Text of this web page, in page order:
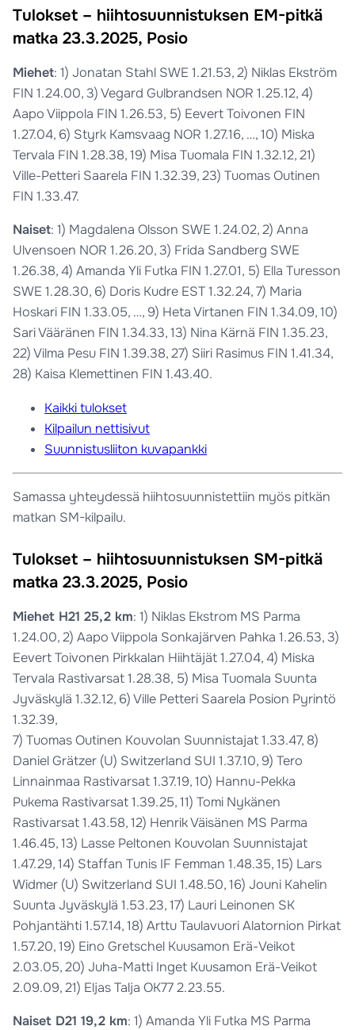
Tulokset – hiihtosuunnistuksen EM-pitkä
matka 23.3.2025, Posio
Miehet: 1) Jonatan Stahl SWE 1.21.53, 2) Niklas Ekström
FIN 1.24.00, 3) Vegard Gulbrandsen NOR 1.25.12, 4)
Aapo Viippola FIN 1.26.53, 5) Eevert Toivonen FIN
1.27.04, 6) Styrk Kamsvaag NOR 1.27.16, …, 10) Miska
Tervala FIN 1.28.38, 19) Misa Tuomala FIN 1.32.12, 21)
Ville-Petteri Saarela FIN 1.32.39, 23) Tuomas Outinen
FIN 1.33.47.
Naiset: 1) Magdalena Olsson SWE 1.24.02, 2) Anna
Ulvensoen NOR 1.26.20, 3) Frida Sandberg SWE
1.26.38, 4) Amanda Yli Futka FIN 1.27.01, 5) Ella Turesson
SWE 1.28.30, 6) Doris Kudre EST 1.32.24, 7) Maria
Hoskari FIN 1.33.05, …, 9) Heta Virtanen FIN 1.34.09, 10)
Sari Vääränen FIN 1.34.33, 13) Nina Kärnä FIN 1.35.23,
22) Vilma Pesu FIN 1.39.38, 27) Siiri Rasimus FIN 1.41.34,
28) Kaisa Klemettinen FIN 1.43.40.
Kaikki tulokset
Kilpailun nettisivut
Suunnistusliiton kuvapankki
Samassa yhteydessä hiihtosuunnistettiin myös pitkän
matkan SM-kilpailu.
Tulokset – hiihtosuunnistuksen SM-pitkä
matka 23.3.2025, Posio
Miehet H21 25,2 km: 1) Niklas Ekstrom MS Parma
1.24.00, 2) Aapo Viippola Sonkajärven Pahka 1.26.53, 3)
Eevert Toivonen Pirkkalan Hiihtäjät 1.27.04, 4) Miska
Tervala Rastivarsat 1.28.38, 5) Misa Tuomala Suunta
Jyväskylä 1.32.12, 6) Ville Petteri Saarela Posion Pyrintö
1.32.39,
7) Tuomas Outinen Kouvolan Suunnistajat 1.33.47, 8)
Daniel Grätzer (U) Switzerland SUI 1.37.10, 9) Tero
Linnainmaa Rastivarsat 1.37.19, 10) Hannu-Pekka
Pukema Rastivarsat 1.39.25, 11) Tomi Nykänen
Rastivarsat 1.43.58, 12) Henrik Väisänen MS Parma
1.46.45, 13) Lasse Peltonen Kouvolan Suunnistajat
1.47.29, 14) Staffan Tunis IF Femman 1.48.35, 15) Lars
Widmer (U) Switzerland SUI 1.48.50, 16) Jouni Kahelin
Suunta Jyväskylä 1.53.23, 17) Lauri Leinonen SK
Pohjantähti 1.57.14, 18) Arttu Taulavuori Alatornion Pirkat
1.57.20, 19) Eino Gretschel Kuusamon Erä-Veikot
2.03.05, 20) Juha-Matti Inget Kuusamon Erä-Veikot
2.09.09, 21) Eljas Talja OK77 2.23.55.
Naiset D21 19,2 km: 1) Amanda Yli Futka MS Parma